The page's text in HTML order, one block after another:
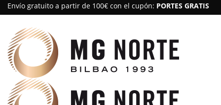
Envío gratuito a partir de 100€ con el cupón: PORTES GRATIS